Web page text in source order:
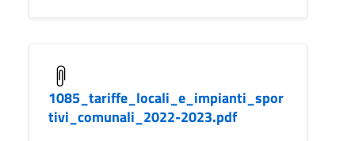
1085_tariffe_locali_e_impianti_spor
tivi_comunali_2022-2023.pdf